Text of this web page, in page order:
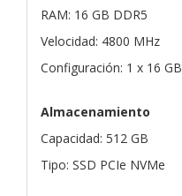
RAM: 16 GB DDR5
Velocidad: 4800 MHz
Configuración: 1 x 16 GB
Almacenamiento
Capacidad: 512 GB
Tipo: SSD PCIe NVMe